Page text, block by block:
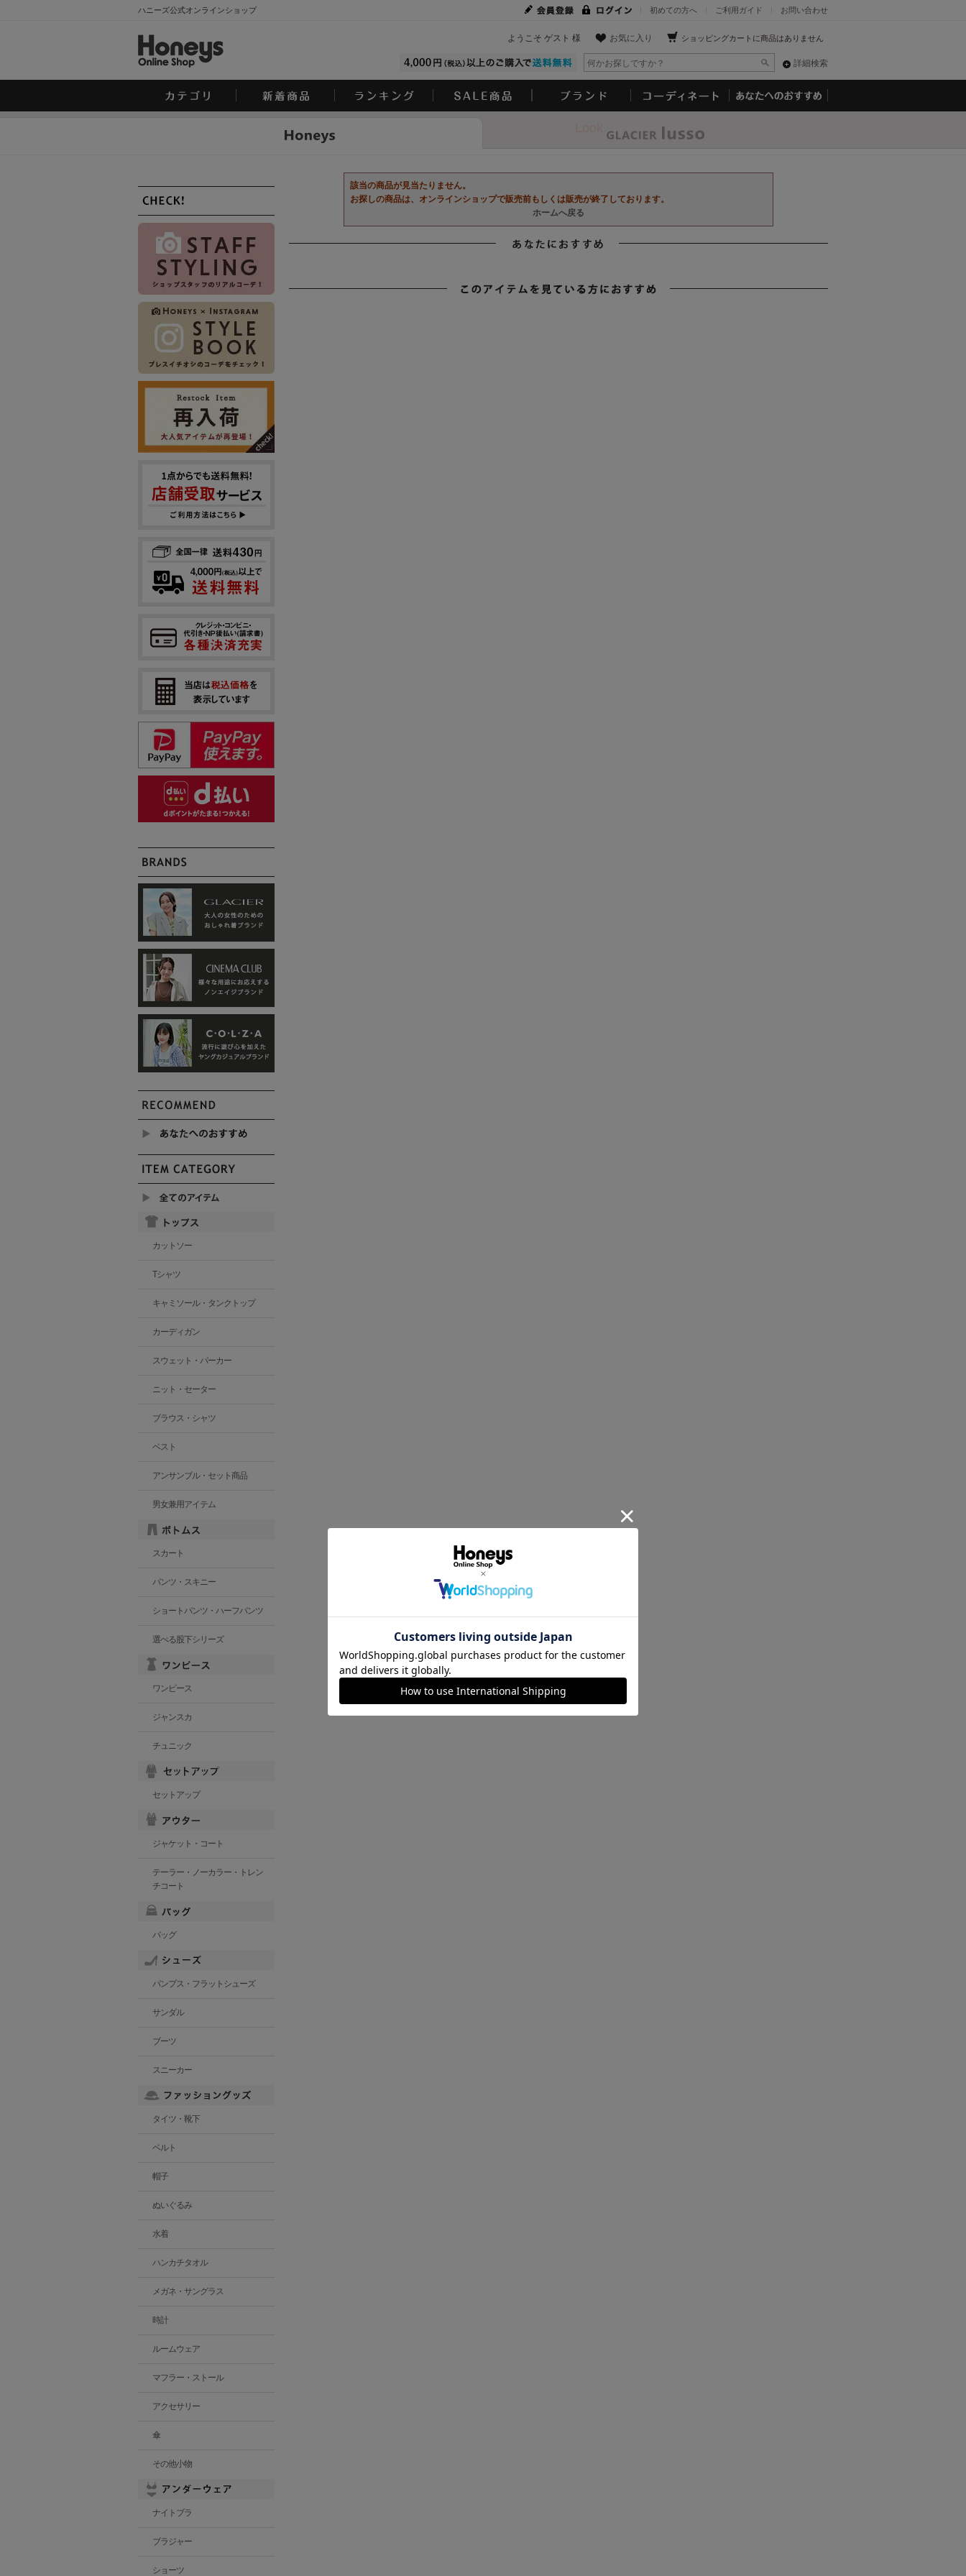
ハニーズ公式オンラインショップ お問い合わせ
ご利用ガイド
初めての方へ
ショッピングカートに商品はありません
お気に入り
ようこそ ゲスト 様
詳細検索
該当の商品が見当たりません。
お探しの商品は、オンラインショップで販売前もしくは販売が終了しております。
ホームへ戻る
カットソー
Tシャツ
キャミソール・タンクトップ
カーディガン
スウェット・パーカー
ニット・セーター
ブラウス・シャツ
ベスト
アンサンブル・セット商品
男女兼用アイテム
スカート
パンツ・スキニー
ショートパンツ・ハーフパンツ
選べる股下シリーズ
ワンピース
ジャンスカ
チュニック
セットアップ
ジャケット・コート
テーラー・ノーカラー・トレン
チコート
バッグ
パンプス・フラットシューズ
サンダル
ブーツ
スニーカー
タイツ・靴下
ベルト
帽子
ぬいぐるみ
水着
ハンカチタオル
メガネ・サングラス
時計
ルームウェア
マフラー・ストール
アクセサリー
傘
その他小物
ナイトブラ
ブラジャー
ショーツ